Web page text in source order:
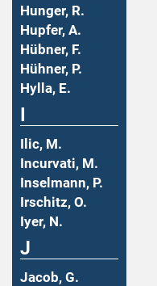
Hunger, R.
Hupfer, A.
Hübner, F.
Hühner, P.
Hylla, E.
Ilic, M.
Incurvati, M.
Inselmann, P.
Irschitz, O.
Iyer, N.
J
Jacob, G.